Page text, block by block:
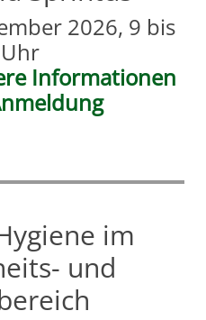
2026, 9 bis
Informationen
im
und